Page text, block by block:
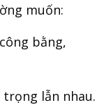
muốn:
bằng,
lẫn nhau.